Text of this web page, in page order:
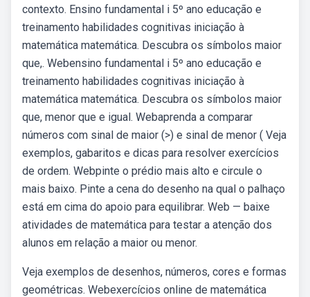
contexto. Ensino fundamental i 5º ano educação e
treinamento habilidades cognitivas iniciação à
matemática matemática. Descubra os símbolos maior
que,. Webensino fundamental i 5º ano educação e
treinamento habilidades cognitivas iniciação à
matemática matemática. Descubra os símbolos maior
que, menor que e igual. Webaprenda a comparar
números com sinal de maior (>) e sinal de menor ( Veja
exemplos, gabaritos e dicas para resolver exercícios
de ordem. Webpinte o prédio mais alto e circule o
mais baixo. Pinte a cena do desenho na qual o palhaço
está em cima do apoio para equilibrar. Web — baixe
atividades de matemática para testar a atenção dos
alunos em relação a maior ou menor.
Veja exemplos de desenhos, números, cores e formas
geométricas. Webexercícios online de matemática